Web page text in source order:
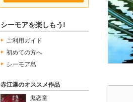
シーモアを楽しもう!
ご利用ガイド
初めての方へ
シーモア島
赤江瀑のオススメ作品
鬼恋童